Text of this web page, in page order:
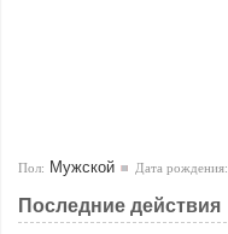
Пол: Мужской Дата рождения:
Последние действия